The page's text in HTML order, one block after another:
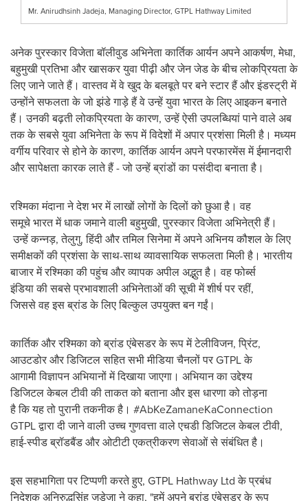
Mr. Anirudhsinh Jadeja, Managing Director, GTPL Hathway Limited
अनेक पुरस्कार विजेता बॉलीवुड अभिनेता कार्तिक आर्यन अपने आकर्षण, मेधा,
बहुमुखी प्रतिभा और खासकर युवा पीढ़ी और जेन जेड के बीच लोकप्रियता के
लिए जाने जाते हैं। वास्तव में वे खुद के बलबूते पर बने स्टार हैं और इंडस्ट्री में
उन्होंने सफलता के जो झंडे गाड़े हैं वे उन्हें युवा भारत के लिए आइकन बनाते
हैं। उनकी बढ़ती लोकप्रियता के कारण, उन्हें ऐसी उपलब्धियां पाने वाले अब
तक के सबसे युवा अभिनेता के रूप में विदेशों में अपार प्रशंसा मिली है। मध्यम
वर्गीय परिवार से होने के कारण, कार्तिक आर्यन अपने परफारमेंस में ईमानदारी
और सापेक्षता कारक लाते हैं - जो उन्हें ब्रांडों का पसंदीदा बनाता है।
रश्मिका मंदाना ने देश भर में लाखों लोगों के दिलों को छुआ है। वह
समूचे भारत में धाक जमाने वाली बहुमुखी, पुरस्कार विजेता अभिनेत्री हैं।
उन्‍हें कन्नड़, तेलुगु, हिंदी और तमिल सिनेमा में अपने अभिनय कौशल के लिए
समीक्षकों की प्रशंसा के साथ-साथ व्यावसायिक सफलता मिली है। भारतीय
बाजार में रश्मिका की पहुंच और व्‍यापक अपील अद्भुत है। वह फोर्ब्स
इंडिया की सबसे प्रभावशाली अभिनेताओं की सूची में शीर्ष पर रहीं,
जिससे वह इस ब्रांड के लिए बिल्कुल उपयुक्त बन गईं।
कार्तिक और रश्मिका को ब्रांड एंबेसडर के रूप में टेलीविजन, प्रिंट,
आउटडोर और डिजिटल सहित सभी मीडिया चैनलों पर GTPL के
आगामी विज्ञापन अभियानों में दिखाया जाएगा। अभियान का उद्देश्य
डिजिटल केबल टीवी की ताकत को बताना और इस धारणा को तोड़ना
है क‍ि यह तो पुरानी तकनीक है। #AbKeZamaneKaConnection
GTPL द्वारा दी जाने वाली उच्च गुणवत्ता वाले एचडी डिजिटल केबल टीवी,
हाई-स्पीड ब्रॉडबैंड और ओटीटी एकत्रीकरण सेवाओं से संबंधित है।
इस सहभाग‍िता पर टिप्पणी करते हुए, GTPL Hathway Ltd के प्रबंध
निदेशक अनिरुद्धसिंह जडेजा ने कहा, "हमें अपने ब्रांड एंबेसडर के रूप